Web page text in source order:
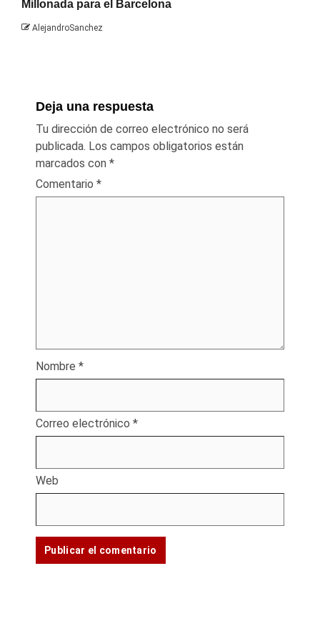
Millonada para el Barcelona
AlejandroSanchez
Deja una respuesta
Tu dirección de correo electrónico no será
publicada. Los campos obligatorios están
marcados con *
Comentario *
Nombre *
Correo electrónico *
Web